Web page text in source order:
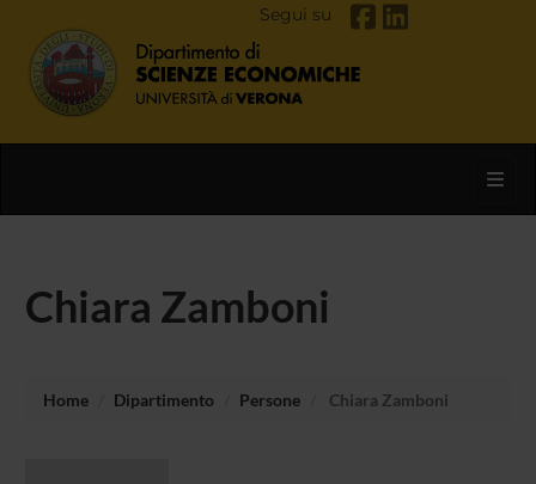
Segui su
Chiara Zamboni
Home Dipartimento Persone Chiara Zamboni